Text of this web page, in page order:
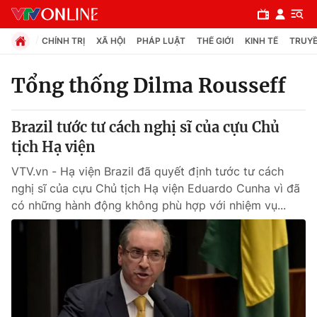
Chuyên mục
Chính trị
Xã hội
Pháp luật
CHÍNH TRỊ XÃ HỘI PHÁP LUẬT THẾ GIỚI KINH TẾ
Tổng thống Dilma Rousseff
Brazil tước tư cách nghị sĩ của cựu Chủ
tịch Hạ viện
VTV.vn - Hạ viện Brazil đã quyết định tước tư cách
nghị sĩ của cựu Chủ tịch Hạ viện Eduardo Cunha vì đã
có những hành động không phù hợp với nhiệm vụ...